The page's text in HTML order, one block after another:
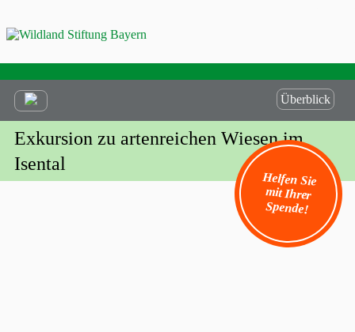
Helfen Sie
mit Ihrer
Spende!
Überblick
Exkursion zu artenreichen Wiesen im
Isental